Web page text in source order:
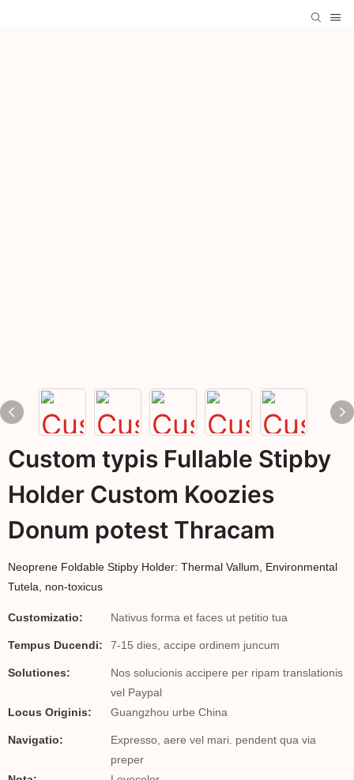
Custom typis Fullable Stipby
Holder Custom Koozies
Donum potest Thracam
Neoprene Foldable Stipby Holder: Thermal Vallum, Environmental
Tutela, non-toxicus
Customizatio: Nativus forma et faces ut petitio tua
Tempus Ducendi: 7-15 dies, accipe ordinem juncum
Solutiones:
Nos solucionis accipere per ripam translationis
vel Paypal
Locus Originis:
Guangzhou urbe China
Navigatio:
Expresso, aere vel mari. pendent qua via
preper